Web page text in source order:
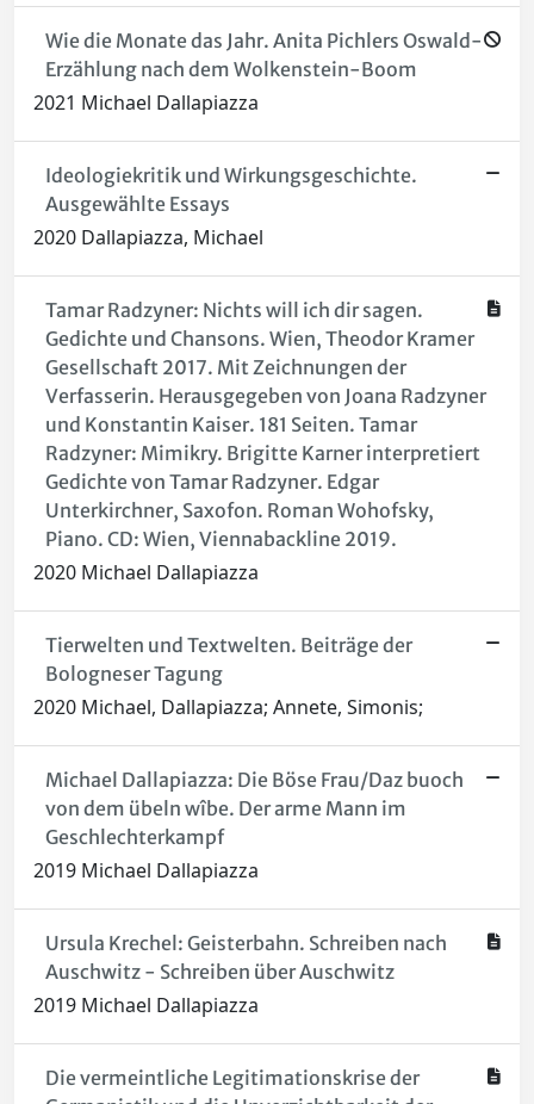
Wie die Monate das Jahr. Anita Pichlers Oswald-
Erzählung nach dem Wolkenstein-Boom
2021 Michael Dallapiazza
Ideologiekritik und Wirkungsgeschichte.
Ausgewählte Essays
2020 Dallapiazza, Michael
Tamar Radzyner: Nichts will ich dir sagen.
Gedichte und Chansons. Wien, Theodor Kramer
Gesellschaft 2017. Mit Zeichnungen der
Verfasserin. Herausgegeben von Joana Radzyner
und Konstantin Kaiser. 181 Seiten. Tamar
Radzyner: Mimikry. Brigitte Karner interpretiert
Gedichte von Tamar Radzyner. Edgar
Unterkirchner, Saxofon. Roman Wohofsky,
Piano. CD: Wien, Viennabackline 2019.
2020 Michael Dallapiazza
Tierwelten und Textwelten. Beiträge der
Bologneser Tagung
2020 Michael, Dallapiazza; Annete, Simonis;
Michael Dallapiazza: Die Böse Frau/Daz buoch
von dem übeln wîbe. Der arme Mann im
Geschlechterkampf
2019 Michael Dallapiazza
Ursula Krechel: Geisterbahn. Schreiben nach
Auschwitz - Schreiben über Auschwitz
2019 Michael Dallapiazza
Die vermeintliche Legitimationskrise der